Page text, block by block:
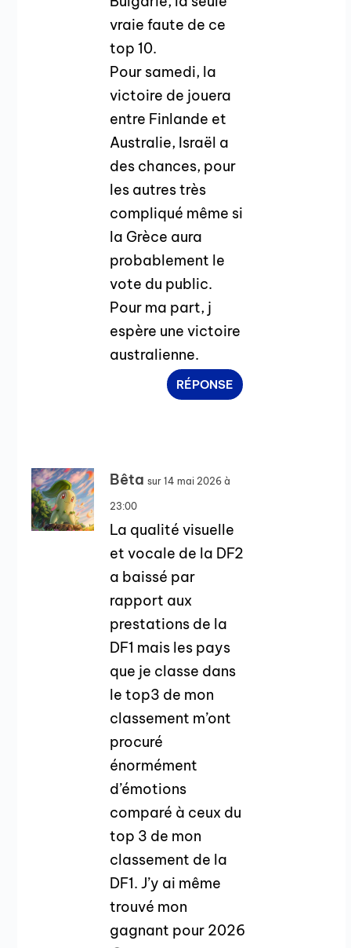
vraie faute de ce
top 10.
Pour samedi, la
victoire de jouera
entre Finlande et
Australie, Israël a
des chances, pour
les autres très
compliqué même si
la Grèce aura
probablement le
vote du public.
Pour ma part, j
espère une victoire
australienne.
RÉPONSE
Bêta sur 14 mai 2026 à
23:00
La qualité visuelle
et vocale de la DF2
a baissé par
rapport aux
prestations de la
DF1 mais les pays
que je classe dans
le top3 de mon
classement m’ont
procuré
énormément
d’émotions
comparé à ceux du
top 3 de mon
classement de la
DF1. J’y ai même
trouvé mon
gagnant pour 2026